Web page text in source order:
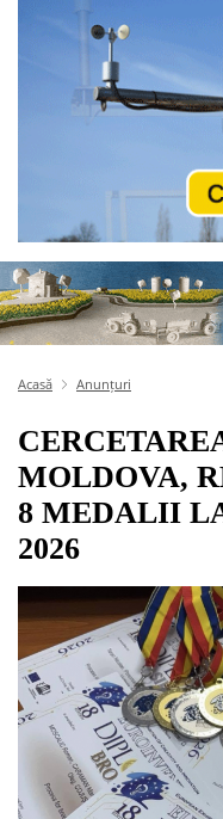
Acasă Anunțuri
MOLDOVA,
8 MEDALII
2026